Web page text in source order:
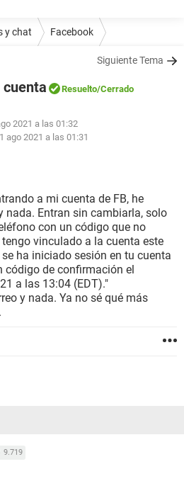
y chat Facebook
Siguiente Tema
cuenta Resuelto/Cerrado
2021 a las 01:32
1 ago 2021 a las 01:31
a mi cuenta de FB, he
nada. Entran sin cambiarla, solo
con un código que no
vinculado a la cuenta este
ha iniciado sesión en tu cuenta
código de confirmación el
a las 13:04 (EDT)."
y nada. Ya no sé qué más
9.719